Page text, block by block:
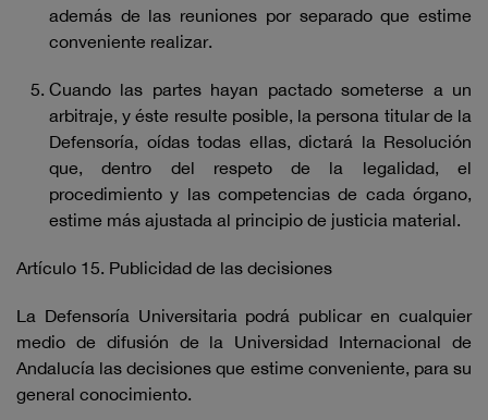
además de las reuniones por separado que estime
conveniente realizar.
Cuando las partes hayan pactado someterse a un
arbitraje, y éste resulte posible, la persona titular de la
Defensoría, oídas todas ellas, dictará la Resolución
que, dentro del respeto de la legalidad, el
procedimiento y las competencias de cada órgano,
estime más ajustada al principio de justicia material.
Artículo 15. Publicidad de las decisiones
La Defensoría Universitaria podrá publicar en cualquier
medio de difusión de la Universidad Internacional de
Andalucía las decisiones que estime conveniente, para su
general conocimiento.